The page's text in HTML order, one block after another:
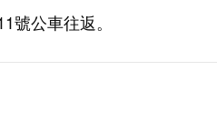
公車往返。